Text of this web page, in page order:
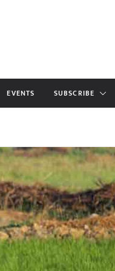
EVENTS SUBSCRIBE